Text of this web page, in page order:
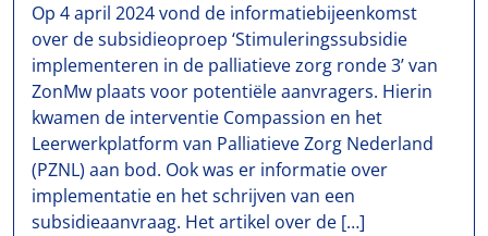
Op 4 april 2024 vond de informatiebijeenkomst
over de subsidieoproep ‘Stimuleringssubsidie
implementeren in de palliatieve zorg ronde 3’ van
ZonMw plaats voor potentiële aanvragers. Hierin
kwamen de interventie Compassion en het
Leerwerkplatform van Palliatieve Zorg Nederland
(PZNL) aan bod. Ook was er informatie over
implementatie en het schrijven van een
subsidieaanvraag. Het artikel over de […]